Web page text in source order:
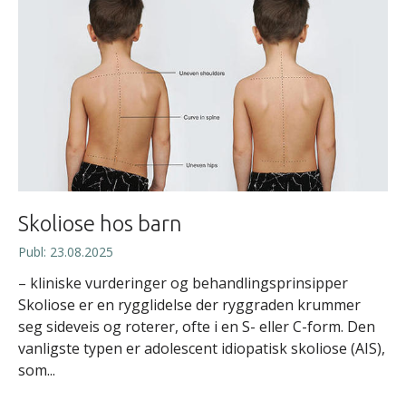
Skoliose hos barn
Publ: 23.08.2025
– kliniske vurderinger og behandlingsprinsipper
Skoliose er en rygglidelse der ryggraden krummer
seg sideveis og roterer, ofte i en S- eller C-form. Den
vanligste typen er adolescent idiopatisk skoliose (AIS),
som...